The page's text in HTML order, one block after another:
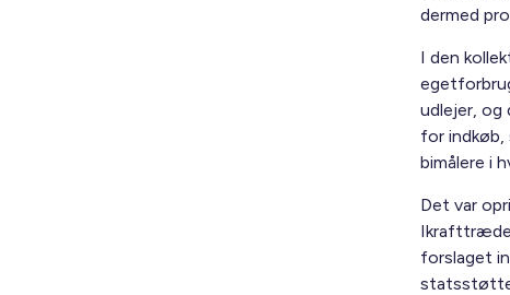
dermed
I den
udlejer, og
for indkøb,
bimålere i
Det var
forslaget